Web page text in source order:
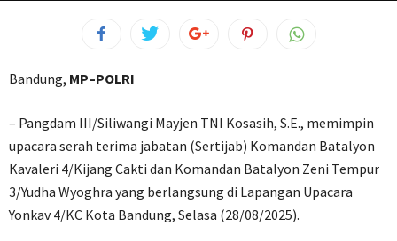
Bandung, MP–POLRI
– Pangdam III/Siliwangi Mayjen TNI Kosasih, S.E., memimpin
upacara serah terima jabatan (Sertijab) Komandan Batalyon
Kavaleri 4/Kijang Cakti dan Komandan Batalyon Zeni Tempur
3/Yudha Wyoghra yang berlangsung di Lapangan Upacara
Yonkav 4/KC Kota Bandung, Selasa (28/08/2025).